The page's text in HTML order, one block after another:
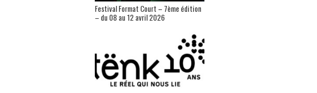
Festival Format Court – 7ème édition
– du 08 au 12 avril 2026